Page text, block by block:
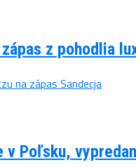
z pohodlia
v Poľsku,